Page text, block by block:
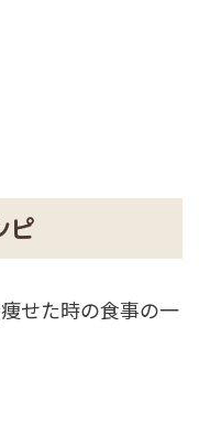
ピ
せた時の食事の一